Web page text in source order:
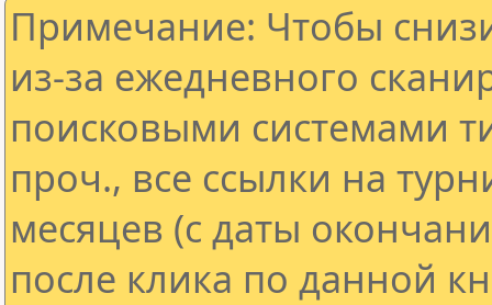
Примечание: Чтобы
из-за ежедневного
поисковыми системами
проч., все ссылки на
месяцев (с даты
после клика по данной